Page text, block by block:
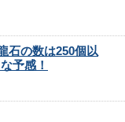
石の数は250個以
予感！